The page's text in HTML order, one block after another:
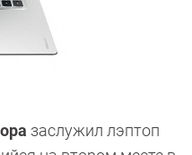
заслужил лэптоп